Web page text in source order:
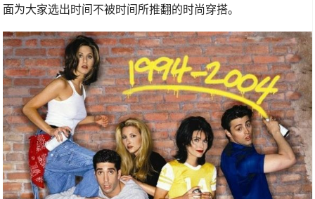
面为大家选出时间不被时间所推翻的时尚穿搭。